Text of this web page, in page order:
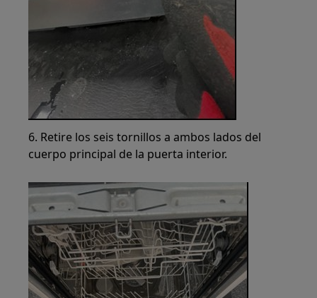
6. Retire los seis tornillos a ambos lados del
cuerpo principal de la puerta interior.